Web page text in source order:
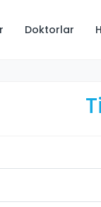
Doktorlar